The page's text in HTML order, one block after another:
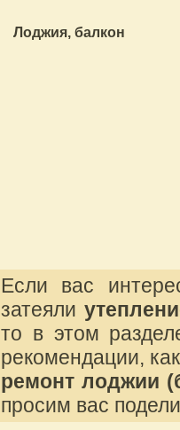
Лоджия, балкон
Если вас
затеяли
то в этом
рекомендации,
ремонт лоджии
просим вас